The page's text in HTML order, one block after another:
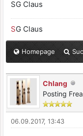
SG Claus
SG Claus
Homepage
Chlang
Posting
06.09.2017, 13:43